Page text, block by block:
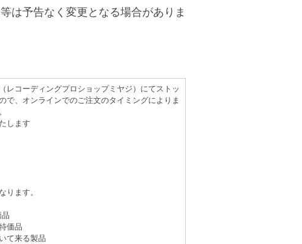
は予告なく変更となる場合がありま
レコーディングプロショップミヤジ）にてストッ
で、オンラインでのご注文のタイミングによりま
します
ります。
価品
て来る製品